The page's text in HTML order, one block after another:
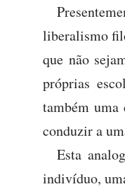
liberalismo
que não
próprias
também uma
conduzir a
Esta
indivíduo,